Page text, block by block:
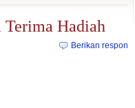
Hadiah
Berikan respon